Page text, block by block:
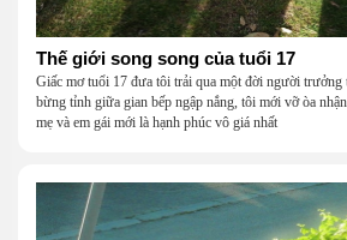
Thế giới song song của tuổi 17
Giấc mơ tuổi 17 đưa tôi trải qua một đời người trưởng
bừng tỉnh giữa gian bếp ngập nắng, tôi mới vỡ òa
mẹ và em gái mới là hạnh phúc vô giá nhất